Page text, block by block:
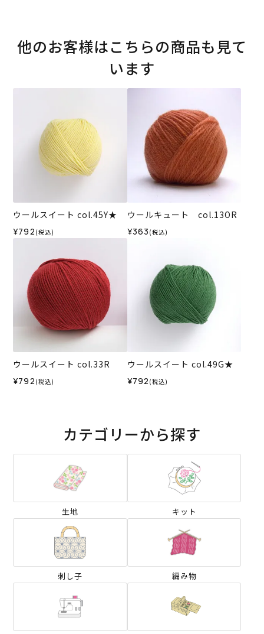
他のお客様はこちらの商品も見て
います
ウールスイート col.45Y★
¥792 (税込)
ウールキュート col.13OR
¥363 (税込)
ウールスイート col.33R
¥792 (税込)
ウールスイート col.49G★
¥792 (税込)
カテゴリーから探す
生地 キット
刺し子 編み物